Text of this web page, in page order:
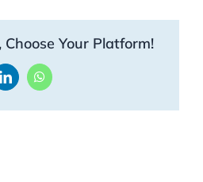
Your Platform!
LinkedInWhatsApp